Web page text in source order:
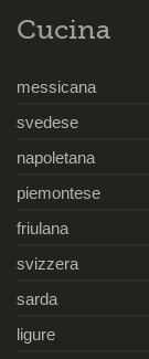
Cucina
messicana
svedese
napoletana
piemontese
friulana
svizzera
sarda
ligure